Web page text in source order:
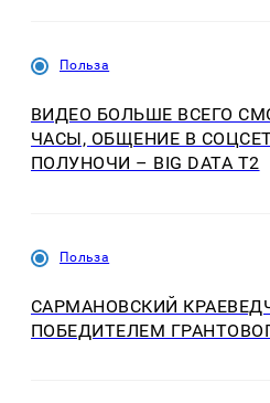
Польза
ВИДЕО БОЛЬШЕ ВСЕГО
ЧАСЫ, ОБЩЕНИЕ В
ПОЛУНОЧИ – BIG DATA T2
Польза
САРМАНОВСКИЙ
ПОБЕДИТЕЛЕМ